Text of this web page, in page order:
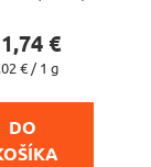
produktu
je
z
5
€
€ / 1 g
DO